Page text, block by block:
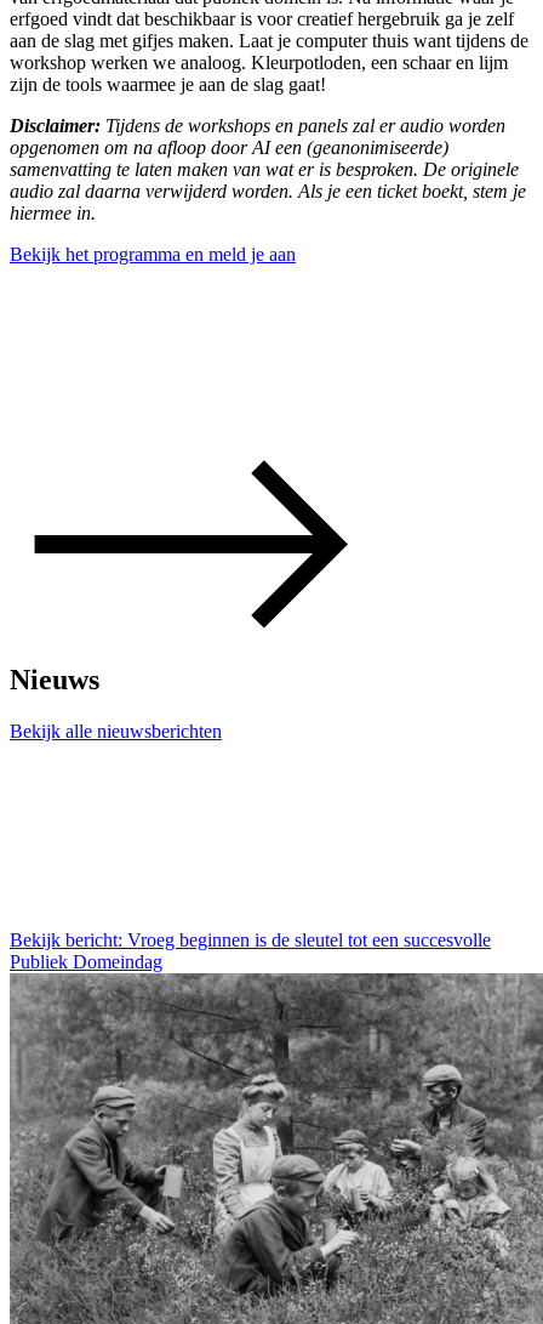
erfgoed vindt dat beschikbaar is voor creatief hergebruik ga je zelf
aan de slag met gifjes maken. Laat je computer thuis want tijdens de
workshop werken we analoog. Kleurpotloden, een schaar en lijm
zijn de tools waarmee je aan de slag gaat!
Disclaimer: Tijdens de workshops en panels zal er audio worden
opgenomen om na afloop door AI een (geanonimiseerde)
samenvatting te laten maken van wat er is besproken. De originele
audio zal daarna verwijderd worden. Als je een ticket boekt, stem je
hiermee in.
Bekijk het programma en meld je aan
Nieuws
Bekijk alle nieuwsberichten
Bekijk bericht: Vroeg beginnen is de sleutel tot een succesvolle
Publiek Domeindag